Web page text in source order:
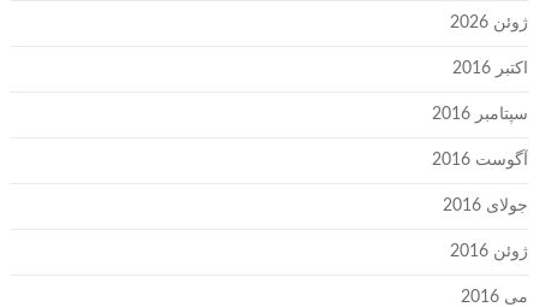
ژوئن 2026
اکتبر 2016
سپتامبر 2016
آگوست 2016
جولای 2016
ژوئن 2016
می 2016